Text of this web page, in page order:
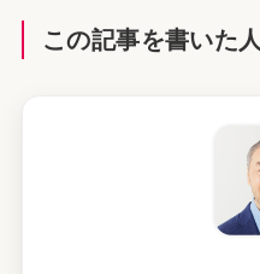
この記事を書いた人